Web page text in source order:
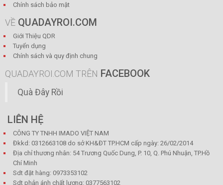
Chính sách bảo mật
VỀ QUADAYROI.COM
Giới Thiệu QDR
Tuyển dụng
Chính sách và quy định chung
QUADAYROI.COM TRÊN FACEBOOK
Quà Đây Rồi
LIÊN HỆ
CÔNG TY TNHH IMADO VIỆT NAM
Đkkd: 0312663108 do sở KH&ĐT TP.HCM cấp ngày: 26/02/2014
Địa chỉ thương nhân: 54 Trương Quốc Dung, P. 10, Q. Phú Nhuận, TP.Hồ
Chí Minh
Sdt đặt hàng: 0973353102
Sdt phản ánh chất lượng: 0377563102